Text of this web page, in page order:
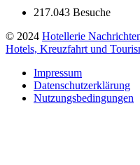
217.043 Besuche
© 2024 Hotellerie
Hotels, Kreuzfahrt und
Impressum
Datenschutzerklärung
Nutzungsbedingungen